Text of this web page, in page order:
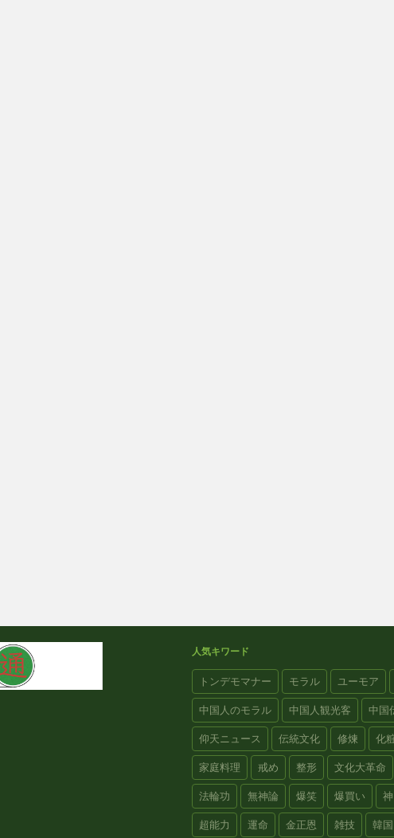
人気キワード
トンデモマナー モラル ユーモア
中国人のモラル 中国人観光客 中国
仰天ニュース 伝統文化 修煉 化
家庭料理 戒め 整形 文化大革命
法輪功 無神論 爆笑 爆買い 神
超能力 運命 金正恩 雑技 韓国